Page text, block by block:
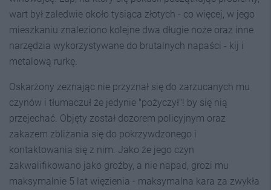
wart był zaledwie około tysiąca złotych - co więcej, w jego
mieszkaniu znaleziono kolejne dwa długie noże oraz inne
narzędzia wykorzystywane do brutalnych napaści - kij i
metalową rurkę.
Oskarżony zeznając nie przyznał się do zarzucanych mu
czynów i tłumaczuł że jedynie "pożyczył"! by się nią
przejechać. Objęty został dozorem policyjnym oraz
zakazem zbliżania się do pokrzywdzonego i
kontaktowania się z nim. Jako że jego czyn
zakwalifikowano jako groźby, a nie napad, grozi mu
maksymalnie 5 lat więzienia - maksymalna kara za zwykła